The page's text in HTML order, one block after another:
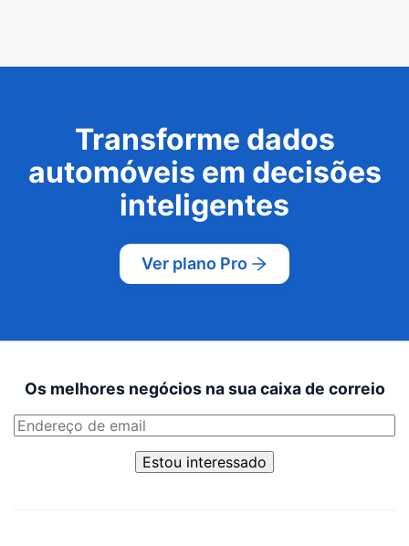
Transforme dados
automóveis em decisões
inteligentes
Ver plano Pro
Os melhores negócios na sua caixa de correio
Estou interessado